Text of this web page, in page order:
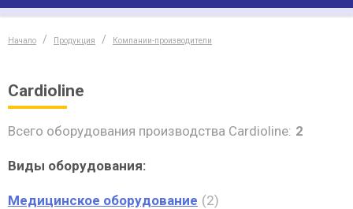
Начало Продукция Компании-производители
Cardioline
Всего оборудования производства Cardioline: 2
Виды оборудования:
Медицинское оборудование 2